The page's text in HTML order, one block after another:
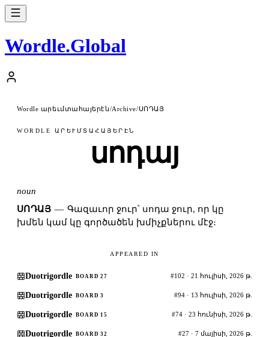
Wordle.Global
Wordle արեւմտահայերէն/Archive/ՍՈԴԱՅ
WORDLE ԱՐԵՒՄՏԱՀԱՅԵՐԷՆ
սոդայ
noun
ՍՈԴԱՅ — Գազաւոր ջուր՝ սոդա ջուր, որ կը
խմեն կամ կը գործածեն խմիչքներու մէջ։
APPEARED IN
Duotrigordle BOARD 27 #102 · 21 հուլիսի, 2026 թ.
Duotrigordle BOARD 3 #94 · 13 հուլիսի, 2026 թ.
Duotrigordle BOARD 15 #74 · 23 հունիսի, 2026 թ.
Duotrigordle BOARD 32 #27 · 7 մայիսի, 2026 թ.